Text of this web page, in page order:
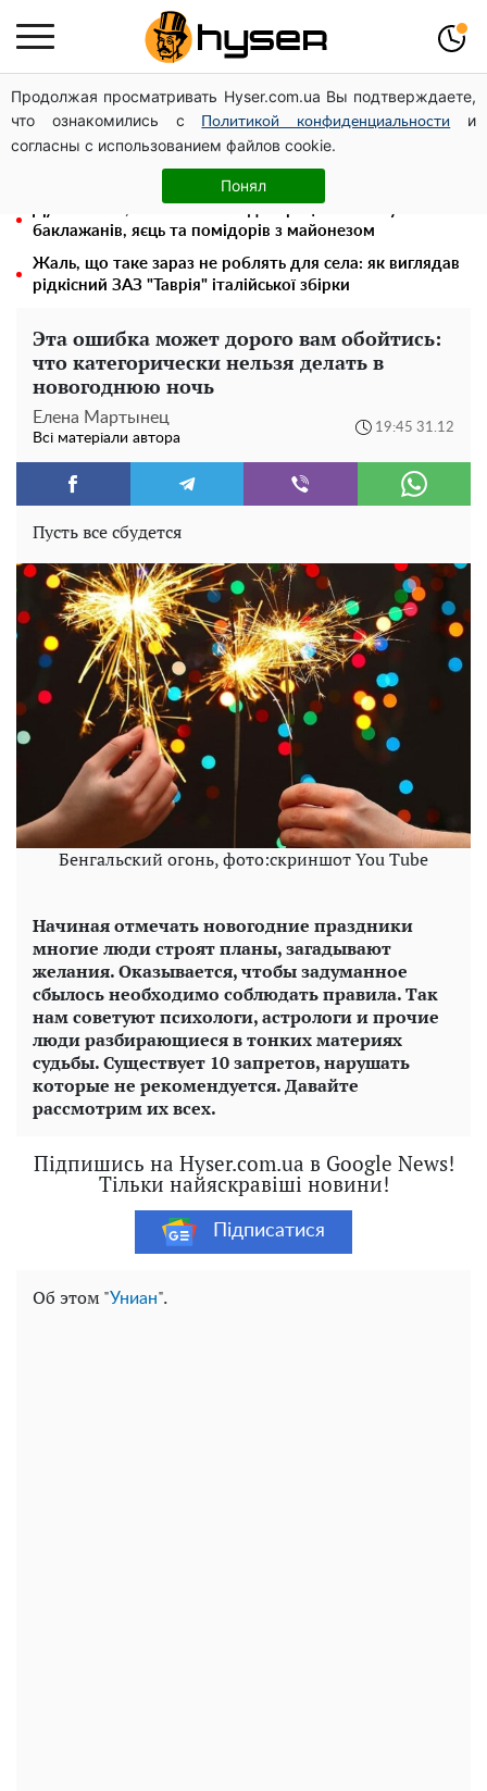
Продолжая просматривать Hyser.com.ua Вы подтверждаете,
что ознакомились с
Политикой конфиденциальности
и
согласны с использованием файлов cookie.
Понял
Місяць без світла, лютий холод та комунальні платежі
на тисячі гривень: народ "ламають" у відключення
Гола Олена Тополя у цікавих позах змусила відвисати
щелепи: злив відео – було лише початком
баклажанів, яєць та помідорів з майонезом
Жаль, що таке зараз не роблять для села: як виглядав
рідкісний ЗАЗ "Таврія" італійської збірки
Эта ошибка может дорого вам обойтись:
что категорически нельзя делать в
новогоднюю ночь
Елена Мартынец
Всі матеріали автора
19:45 31.12
Пусть все сбудется
Бенгальский огонь, фото:скриншот You Tube
Начиная отмечать новогодние праздники
многие люди строят планы, загадывают
желания. Оказывается, чтобы задуманное
сбылось необходимо соблюдать правила. Так
нам советуют психологи, астрологи и прочие
люди разбирающиеся в тонких материях
судьбы. Существует 10 запретов, нарушать
которые не рекомендуется. Давайте
рассмотрим их всех.
Підпишись на Hyser.com.ua в Google News!
Тільки найяскравіші новини!
Підписатися
Об этом "Униан".